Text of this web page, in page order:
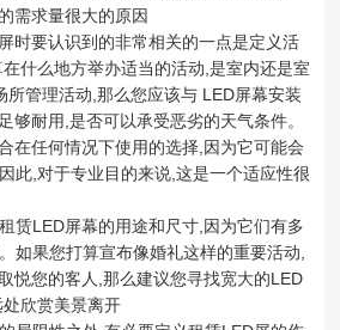
需求量很大的原因
要认识到的非常相关的一点是定义活
什么地方举办适当的活动,是室内还是室
所管理活动,那么您应该与 LED屏幕安装
够耐用,是否可以承受恶劣的天气条件。
在任何情况下使用的选择,因为它可能会
此,对于专业目的来说,这是一个适应性很
赁LED屏幕的用途和尺寸,因为它们有多
如果您打算宣布像婚礼这样的重要活动,
悦您的客人,那么建议您寻找宽大的LED
欣赏美景离开